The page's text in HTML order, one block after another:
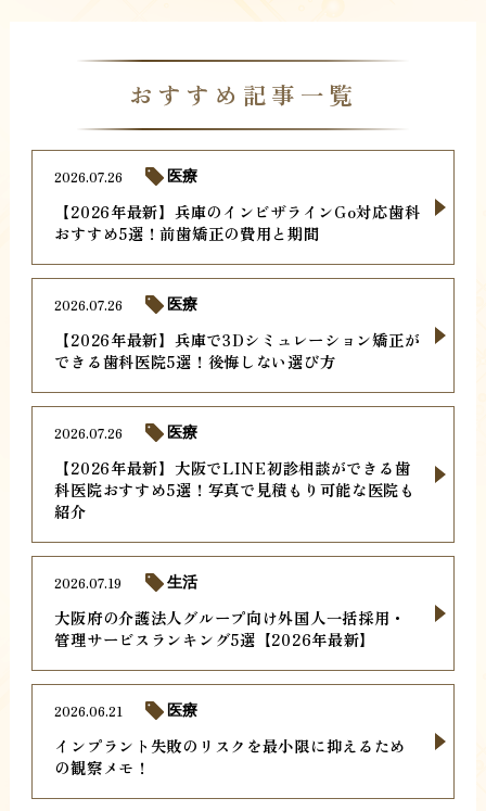
おすすめ記事一覧
【2026年最新】兵庫のインビザラインGo対応歯科
おすすめ5選！前歯矯正の費用と期間
2026.07.26 医療
【2026年最新】兵庫で3Dシミュレーション矯正が
できる歯科医院5選！後悔しない選び方
2026.07.26 医療
【2026年最新】大阪でLINE初診相談ができる歯
科医院おすすめ5選！写真で見積もり可能な医院も
紹介
2026.07.26 医療
大阪府の介護法人グループ向け外国人一括採用・
管理サービスランキング5選【2026年最新】
2026.07.19 生活
インプラント失敗のリスクを最小限に抑えるため
の観察メモ！
2026.06.21 医療